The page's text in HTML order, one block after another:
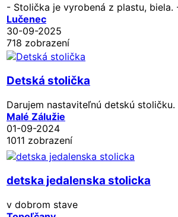
- Stolička je vyrobená z plastu,
Lučenec
30-09-2025
718 zobrazení
Detská stolička
Darujem nastaviteľnú detskú
Malé Zálužie
01-09-2024
1011 zobrazení
detska jedalenska stolicka
v dobrom stave